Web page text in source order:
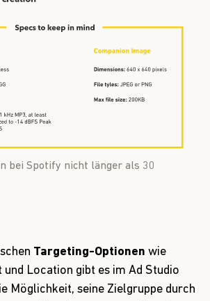
bei Spotify nicht länger als 30
Targeting-Optionen wie
und Location gibt es im Ad Studio
Möglichkeit, seine Zielgruppe durch